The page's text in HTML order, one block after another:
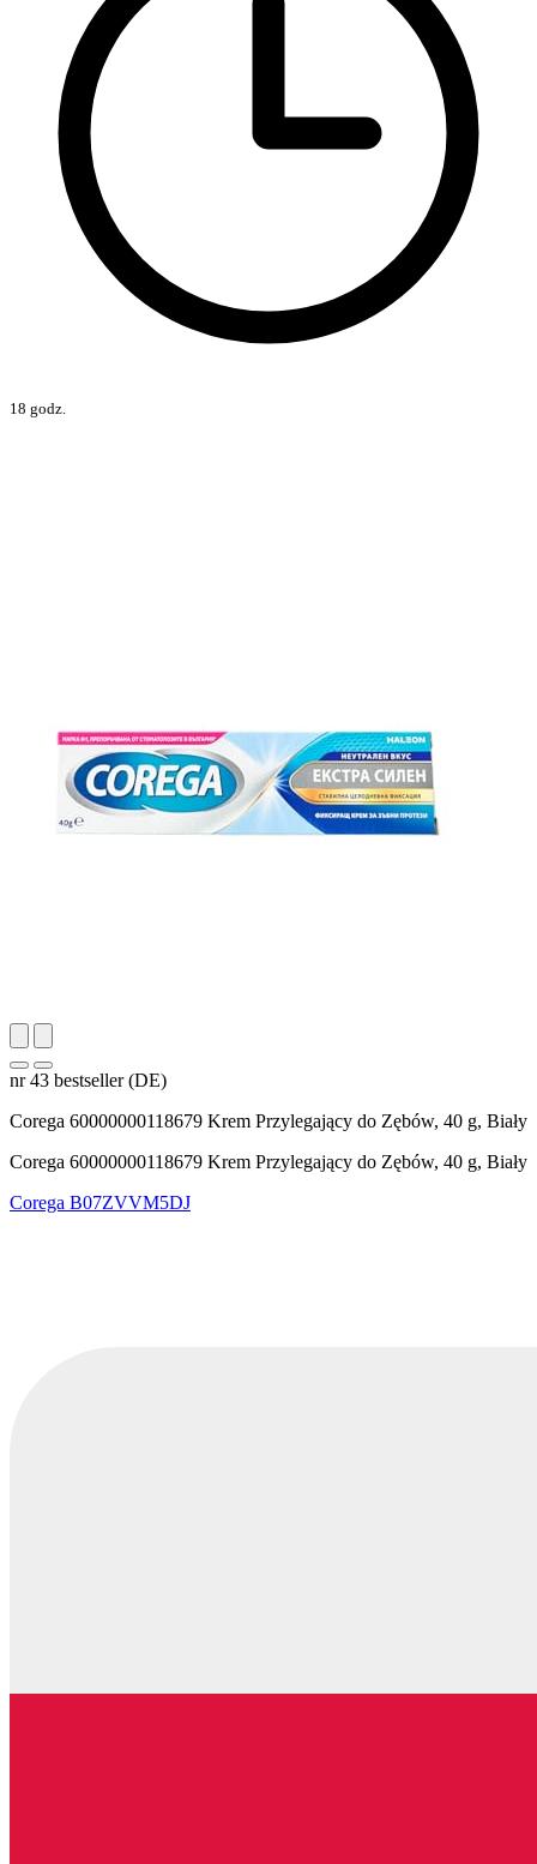
18 godz.
nr 43 bestseller (DE)
Corega ‎60000000118679 Krem Przylegający do Zębów, 40 g, Biały
Corega ‎60000000118679 Krem Przylegający do Zębów, 40 g, Biały
Corega B07ZVVM5DJ